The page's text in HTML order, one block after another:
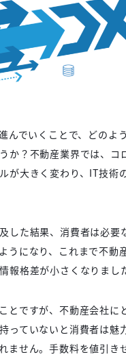
んでいくことで、どのよ
か？不動産業界では、コ
が大きく変わり、IT技術
した結果、消費者は必要
うになり、これまで不動
報格差が小さくなりまし
とですが、不動産会社に
っていないと消費者は魅
ません。手数料を値引き